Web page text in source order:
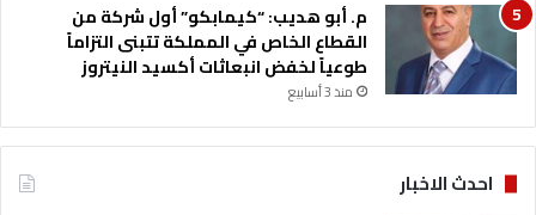
ي
ب
ي
ة
م. أبو هديب: “كيمابكو” أول شركة من
القطاع الخاص في المملكة تتبنى التزاماً
طوعياً لخفض انبعاثات أكسيد النيتروز
منذ 3 أسابيع
احدث الاخبار